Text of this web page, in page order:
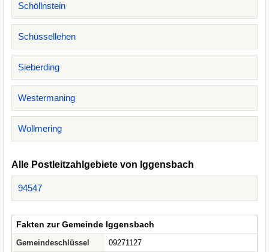
Schöllnstein
Schüssellehen
Sieberding
Westermaning
Wollmering
Alle Postleitzahlgebiete von Iggensbach
94547
Fakten zur Gemeinde Iggensbach
Gemeindeschlüssel
09271127